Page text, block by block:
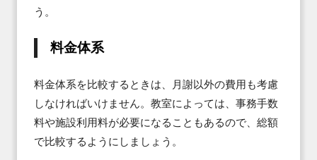
う。
料金体系
料金体系を比較するときは、月謝以外の費用も考慮
しなければいけません。教室によっては、事務手数
料や施設利用料が必要になることもあるので、総額
で比較するようにしましょう。